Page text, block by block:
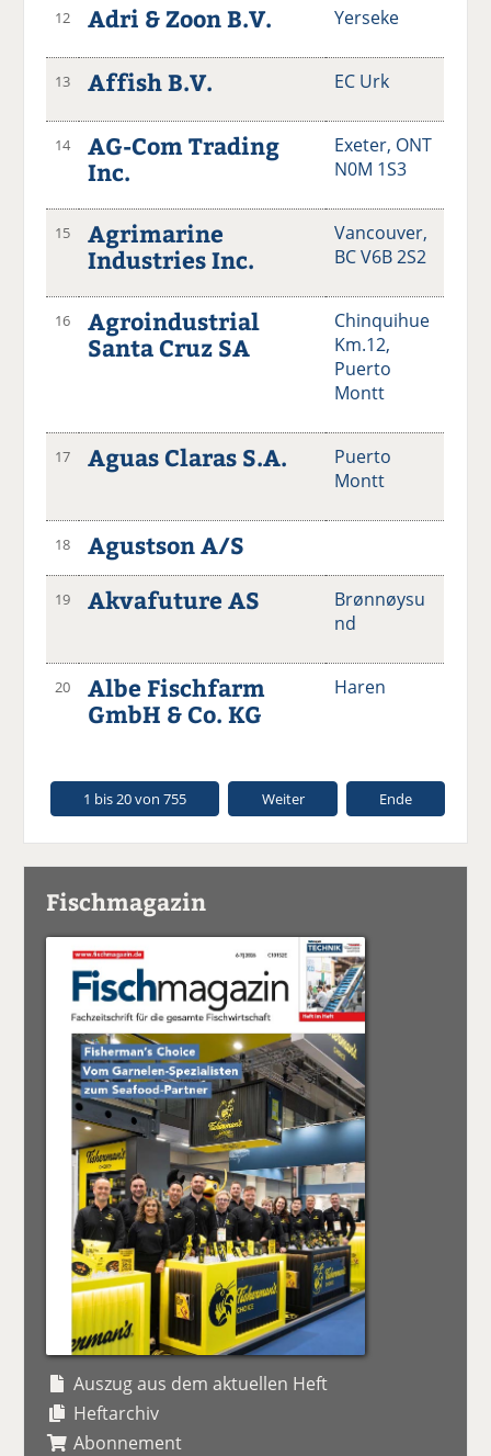
12 Adri & Zoon B.V. Yerseke
13 Affish B.V. EC Urk
14
AG-Com Trading
Inc.
Exeter, ONT
N0M 1S3
15
Agrimarine
Industries Inc.
Vancouver,
BC V6B 2S2
16
Agroindustrial
Santa Cruz SA
Chinquihue
Km.12,
Puerto
Montt
17 Aguas Claras S.A.
Puerto
Montt
18 Agustson A/S
19 Akvafuture AS
Brønnøysu
nd
20
Albe Fischfarm
GmbH & Co. KG
Haren
1 bis 20 von 755 Weiter Ende
Fischmagazin
Auszug aus dem aktuellen Heft
Heftarchiv
Abonnement